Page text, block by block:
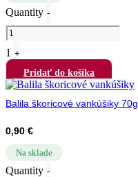
Quantity -
1 +
Pridať do košíka
Balila škoricové vankúšiky 70g
0,90 €
Na sklade
Quantity -